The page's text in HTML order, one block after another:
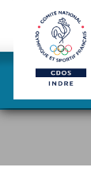
Panneau de